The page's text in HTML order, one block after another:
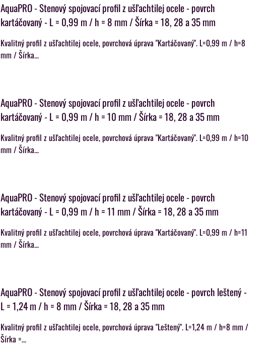
AquaPRO - Stenový spojovací profil z ušľachtilej ocele - povrch
kartáčovaný - L = 0,99 m / h = 8 mm / Šírka = 18, 28 a 35 mm
Kvalitný profil z ušľachtilej ocele, povrchová úprava "Kartáčovaný". L=0,99 m / h=8
mm / Šírka...
AquaPRO - Stenový spojovací profil z ušľachtilej ocele - povrch
kartáčovaný - L = 0,99 m / h = 10 mm / Šírka = 18, 28 a 35 mm
Kvalitný profil z ušľachtilej ocele, povrchová úprava "Kartáčovaný". L=0,99 m / h=10
mm / Šírka...
AquaPRO - Stenový spojovací profil z ušľachtilej ocele - povrch
kartáčovaný - L = 0,99 m / h = 11 mm / Šírka = 18, 28 a 35 mm
Kvalitný profil z ušľachtilej ocele, povrchová úprava "Kartáčovaný". L=0,99 m / h=11
mm / Šírka...
AquaPRO - Stenový spojovací profil z ušľachtilej ocele - povrch leštený -
L = 1,24 m / h = 8 mm / Šírka = 18, 28 a 35 mm
Kvalitný profil z ušľachtilej ocele, povrchová úprava "Leštený". L=1,24 m / h=8 mm /
Šírka =...